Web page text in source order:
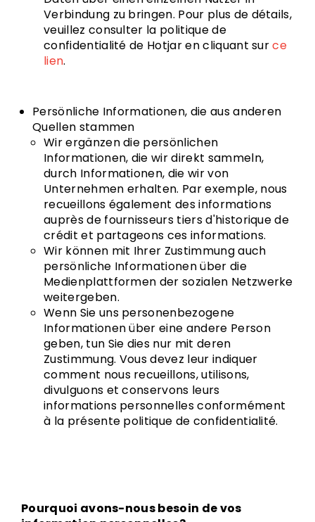
Verbindung zu bringen. Pour plus de détails,
veuillez consulter la politique de
confidentialité de Hotjar en cliquant surce
lien.
Persönliche Informationen, die aus anderen
Quellen stammen
Wir ergänzen die persönlichen
Informationen, die wir direkt sammeln,
durch Informationen, die wir von
Unternehmen erhalten. Par exemple, nous
recueillons également des informations
auprès de fournisseurs tiers d'historique de
crédit et partageons ces informations.
Wir können mit Ihrer Zustimmung auch
persönliche Informationen über die
Medienplattformen der sozialen Netzwerke
weitergeben.
Wenn Sie uns personenbezogene
Informationen über eine andere Person
geben, tun Sie dies nur mit deren
Zustimmung. Vous devez leur indiquer
comment nous recueillons, utilisons,
divulguons et conservons leurs
informations personnelles conformément
à la présente politique de confidentialité.
Pourquoi avons-nous besoin de vos